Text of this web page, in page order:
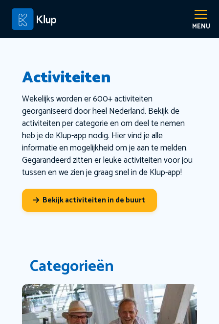
Activiteiten
Wekelijks worden er 600+ activiteiten
georganiseerd door heel Nederland. Bekijk de
activiteiten per categorie en om deel te nemen
heb je de Klup-app nodig. Hier vind je alle
informatie en mogelijkheid om je aan te melden.
Gegarandeerd zitten er leuke activiteiten voor jou
tussen en we zien je graag snel in de Klup-app!
Bekijk activiteiten in de buurt
Categorieën